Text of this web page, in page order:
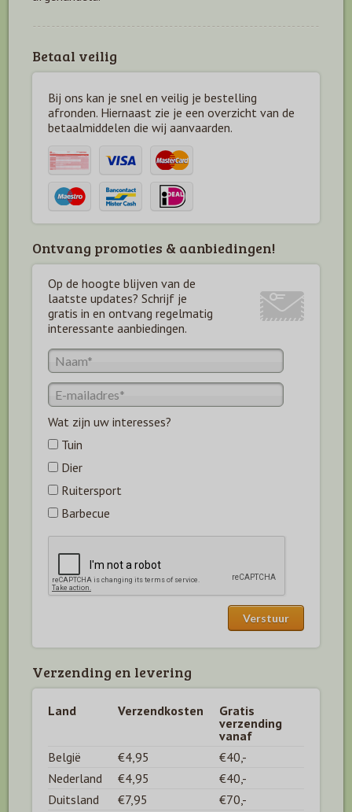
Betaal veilig
Bij ons kan je snel en veilig je bestelling
afronden. Hiernaast zie je een overzicht van de
betaalmiddelen die wij aanvaarden.
Ontvang promoties & aanbiedingen!
Op de hoogte blijven van de
laatste updates? Schrijf je
gratis in en ontvang regelmatig
interessante aanbiedingen.
Wat zijn uw interesses?
Tuin
Dier
Ruitersport
Barbecue
Verzending en levering
Land Verzendkosten
Gratis
verzending
vanaf
België
€4,95
€40,-
Nederland
€4,95
€40,-
Duitsland
€7,95
€70,-